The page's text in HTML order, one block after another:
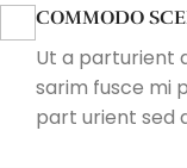
COMMODO
Ut a parturient
sarim fusce mi
part urient sed